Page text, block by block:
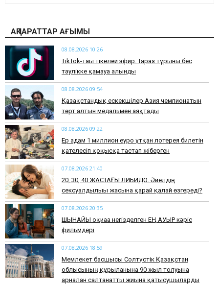
АҚПАРАТТАР АҒЫМЫ
08.08.2026 10:26
TikTok-тағы тікелей эфир: Тараз тұрғыны бес
тәулікке қамауға алынды
08.08.2026 09:54
Қазақстандық ескекшілер Азия чемпионатын
төрт алтын медальмен аяқтады
08.08.2026 09:22
Ер адам 1 миллион еуро ұтқан лотерея билетін
қателесіп қоқысқа тастап жіберген
07.08.2026 21:40
​20, 30, 40 ЖАСТАҒЫ ЛИБИДО: Әйелдің
сексуалдылығы жасына қарай қалай өзгереді?
07.08.2026 20:35
​ШЫНАЙЫ оқиғаға негізделген ЕҢ АУЫР кәріс
фильмдері
07.08.2026 18:59
Мемлекет басшысы Солтүстік Қазақстан
облысының құрылғанына 90 жыл толуына
арналған салтанатты жиынға қатысушыларды